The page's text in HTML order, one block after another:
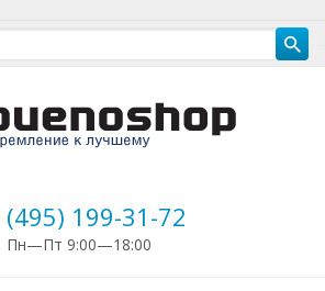
(495) 199-31-72
Пн—Пт 9:00—18:00